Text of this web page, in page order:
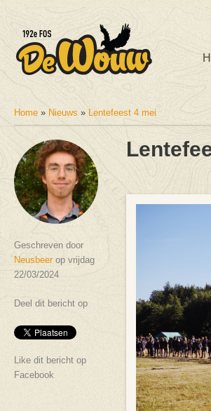
U bent hier
Home » Nieuws » Lentefeest 4 mei
Geschreven door
Neusbeerop vrijdag
22/03/2024
Deel dit bericht op
Like dit bericht op
Facebook